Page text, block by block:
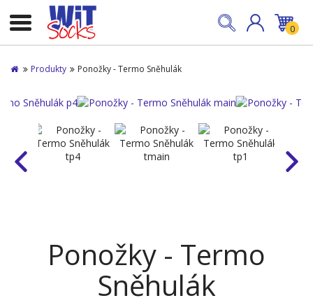
0
Produkty Ponožky - Termo Sněhulák
Ponožky - Termo
Sněhulák